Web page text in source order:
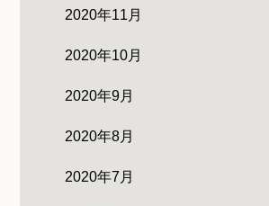
2020年11月
2020年10月
2020年9月
2020年8月
2020年7月